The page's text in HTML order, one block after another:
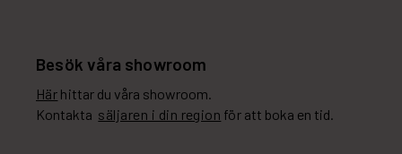
Besök våra showroom
Här hittar du våra showroom.
Kontakta säljaren i din region för att boka en tid.